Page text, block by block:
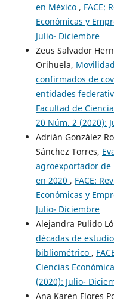
en México , FACE:
Económicas y
Julio- Diciembre
Zeus Salvador
Orihuela,
confirmados de
entidades
Facultad de
20 Núm. 2 (2020):
Adrián González
Sánchez Torres,
agroexportador de
en 2020 , FACE:
Económicas y
Julio- Diciembre
Alejandra Pulido
décadas de
bibliométrico ,
Ciencias
(2020): Julio-
Ana Karen Flores